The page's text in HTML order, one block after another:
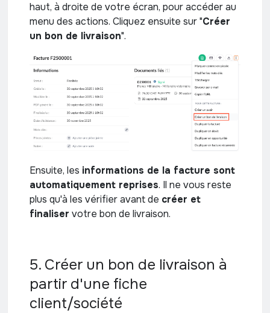
haut, à droite de votre écran, pour accéder au
menu des actions. Cliquez ensuite sur "Créer
un bon de livraison".
Ensuite, les informations de la facture sont
automatiquement reprises. Il ne vous reste
plus qu'à les vérifier avant de créer et
finaliser votre bon de livraison.
5. Créer un bon de livraison à
partir d'une fiche
client/société